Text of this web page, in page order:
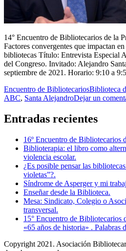
14° Encuentro de Bibliotecarios de la
Factores convergentes que impactan
bibliotecas Título: Entrevista Especial
del Congreso. Invitado: Alejandro
septiembre de 2021. Horario: 9:10 a
Encuentro de BibliotecariosBiblioteca
ABC, Santa AlejandroDejar un
Entradas recientes
16º Encuentro de Bibliotecarios
Biblioterapia: el libro como
violencia escolar.
¿Es posible pensar las
violetas”?.
Síndrome de Asperger y mi
Enseñar desde la Biblioteca.
Mesa: Sindicato, Colegio o
transversal.
15° Encuentro de Bibliotecarios
«65 años de historia» . Palabras
Copyright 2021. Asociación